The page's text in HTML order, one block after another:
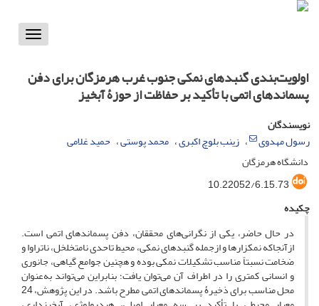
Toggle
اولویت‌بندی گنبدهای نمکی جنوب غرب هرمزگان برای دفن
پسماند‌های اتمی با تأکید بر حفاظت از حوزۀ آبخیز
نویسندگان
رسول مهدوی
زینب بلوچ اکبری محمد پوستی حمید غلامی
دانشگاه هرمزگان
10.22052/6.15.73
چکیده
در حال حاضر، یکی از نگرانی‌های محققان، دفن پسماند‌های اتمی است.
ازآنجاکه نمکزارها و ازجمله گنبدهای نمکی، محیط تاحدی نامتخلخل، ناتراوا و
ضخامت نسبتاً مناسب تشکیلات نمکی بوده و هچنین جوامع گیاهی، جانوری
و انسانی کمتری را در اطراف آن می‌توان یافت؛ بنابراین می‌تواند به‌عنوان
محل مناسب برای ذخیرۀ پسماندهای اتمی مطرح باشد. در این پژوهش، 24